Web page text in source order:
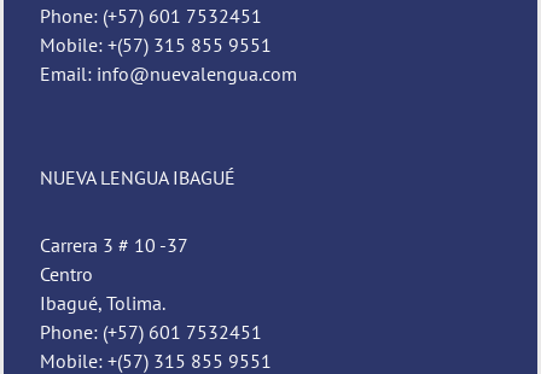
Phone: (+57) 601 7532451
Mobile: +(57) 315 855 9551
Email: info@nuevalengua.com
NUEVA LENGUA IBAGUÉ
Carrera 3 # 10 -37
Centro
Ibagué, Tolima.
Phone: (+57) 601 7532451
Mobile: +(57) 315 855 9551